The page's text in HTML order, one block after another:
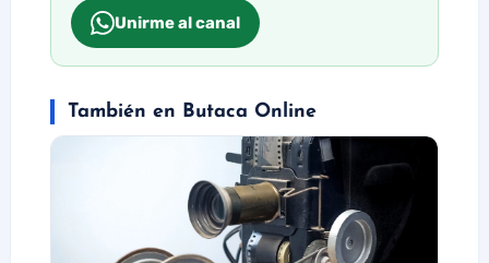
Unirme al canal
También en Butaca Online